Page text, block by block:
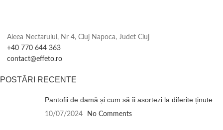
Aleea Nectarului, Nr 4, Cluj Napoca, Judet Cluj
+40 770 644 363
contact@effeto.ro
POSTĂRI RECENTE
Pantofii de damă și cum să îi asortezi la diferite ținute
10/07/2024 No Comments